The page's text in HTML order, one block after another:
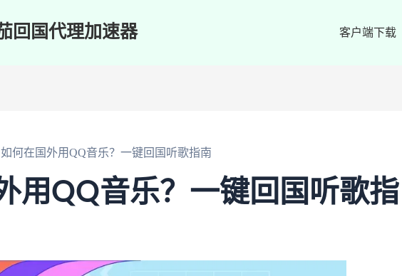
回国代理加速器 客户端下载
如何在国外用QQ音乐？一键回国听歌指南
用QQ音乐？一键回国听歌指